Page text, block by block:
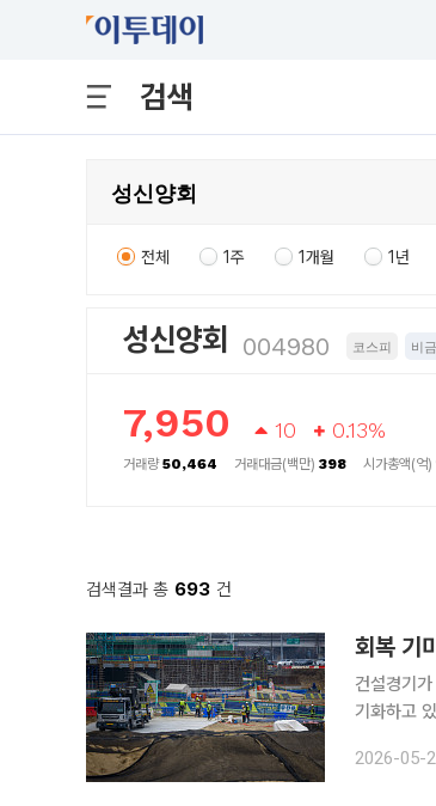
검색
전체 1주 1개월 1년
성신양회 004980 코스피 비
7,950 10 0.13%
거래량50,464 거래대금(백만) 398 시가총액(억)
검색결과 총 693 건
회복 기
건설경기
기화하고 있다. 28일 관련 업계에 따르면 한일시멘트는 올해 1분기 매출
간 삼표시
2026-05-